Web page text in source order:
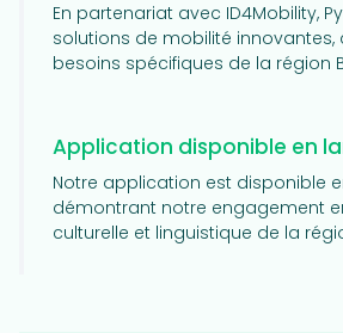
En partenariat avec ID4Mobility,
solutions de mobilité innovantes,
besoins spécifiques de la région
Application disponible en
Notre application est disponible
démontrant notre engagement
culturelle et linguistique de la